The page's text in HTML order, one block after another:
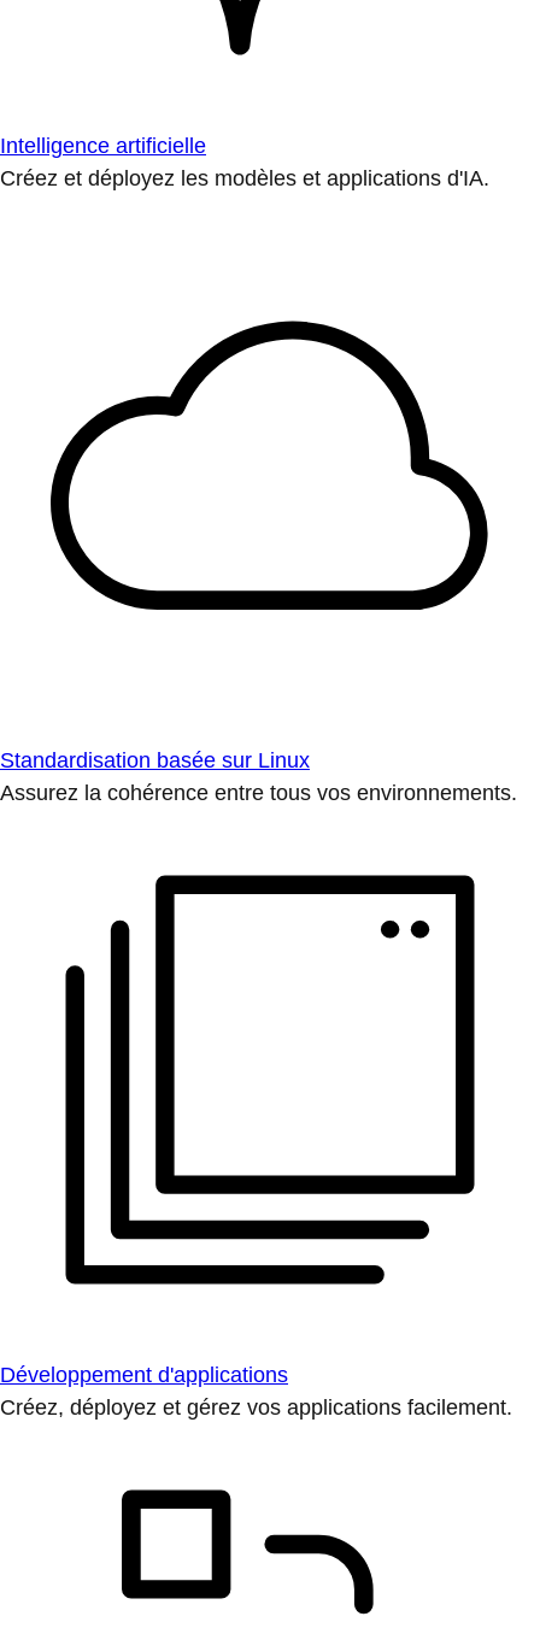
Intelligence artificielle
Créez et déployez les modèles et applications d'IA.
Standardisation basée sur Linux
Assurez la cohérence entre tous vos environnements.
Développement d'applications
Créez, déployez et gérez vos applications facilement.